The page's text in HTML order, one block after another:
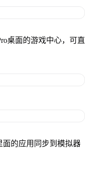
桌面的游戏中心，可直
面的应用同步到模拟器